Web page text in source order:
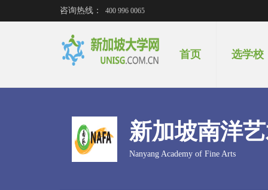
咨询热线： 400 996 0065
首页 选学校
新加坡南洋
Nanyang Academy of Fine Arts